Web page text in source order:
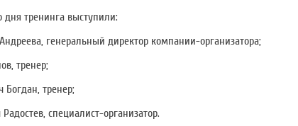
дня тренинга выступили:
генеральный директор компании-организатора;
тренер;
тренер;
специалист-организатор.